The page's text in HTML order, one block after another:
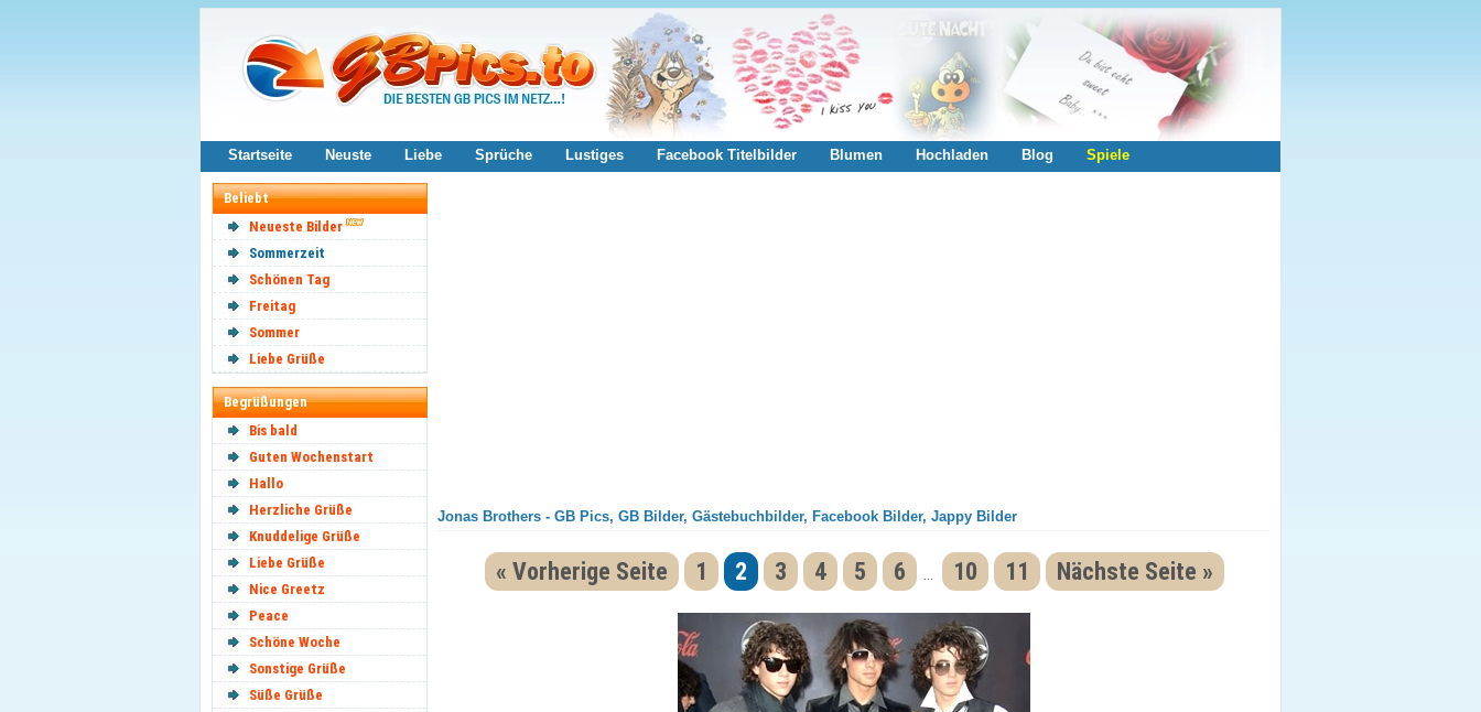
Startseite Neuste Liebe Sprüche Lustiges Facebook Titelbilder Blumen Hochladen Blog Spiele
Beliebt
Neueste Bilder
Sommerzeit
Schönen Tag
Freitag
Sommer
Liebe Grüße
Begrüßungen
Bis bald
Guten Wochenstart
Hallo
Herzliche Grüße
Knuddelige Grüße
Liebe Grüße
Nice Greetz
Peace
Schöne Woche
Sonstige Grüße
Süße Grüße
Jonas Brothers - GB Pics, GB Bilder, Gästebuchbilder, Facebook Bilder, Jappy Bilder
« Vorherige Seite 1 2 3 4 5 6 10 11 Nächste Seite »